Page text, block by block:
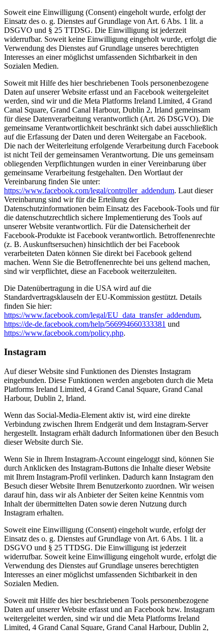
Soweit eine Einwilligung (Consent) eingeholt wurde, erfolgt der
Einsatz des o. g. Dienstes auf Grundlage von Art. 6 Abs. 1 lit. a
DSGVO und § 25 TTDSG. Die Einwilligung ist jederzeit
widerrufbar. Soweit keine Einwilligung eingeholt wurde, erfolgt die
Verwendung des Dienstes auf Grundlage unseres berechtigten
Interesses an einer möglichst umfassenden Sichtbarkeit in den
Sozialen Medien.
Soweit mit Hilfe des hier beschriebenen Tools personenbezogene
Daten auf unserer Website erfasst und an Facebook weitergeleitet
werden, sind wir und die Meta Platforms Ireland Limited, 4 Grand
Canal Square, Grand Canal Harbour, Dublin 2, Irland gemeinsam
für diese Datenverarbeitung verantwortlich (Art. 26 DSGVO). Die
gemeinsame Verantwortlichkeit beschränkt sich dabei ausschließlich
auf die Erfassung der Daten und deren Weitergabe an Facebook.
Die nach der Weiterleitung erfolgende Verarbeitung durch Facebook
ist nicht Teil der gemeinsamen Verantwortung. Die uns gemeinsam
obliegenden Verpflichtungen wurden in einer Vereinbarung über
gemeinsame Verarbeitung festgehalten. Den Wortlaut der
Vereinbarung finden Sie unter:
https://www.facebook.com/legal/controller_addendum. Laut dieser
Vereinbarung sind wir für die Erteilung der
Datenschutzinformationen beim Einsatz des Facebook-Tools und für
die datenschutzrechtlich sichere Implementierung des Tools auf
unserer Website verantwortlich. Für die Datensicherheit der
Facebook-Produkte ist Facebook verantwortlich. Betroffenenrechte
(z. B. Auskunftsersuchen) hinsichtlich der bei Facebook
verarbeiteten Daten können Sie direkt bei Facebook geltend
machen. Wenn Sie die Betroffenenrechte bei uns geltend machen,
sind wir verpflichtet, diese an Facebook weiterzuleiten.
Die Datenübertragung in die USA wird auf die
Standardvertragsklauseln der EU-Kommission gestützt. Details
finden Sie hier:
https://www.facebook.com/legal/EU_data_transfer_addendum,
https://de-de.facebook.com/help/566994660333381 und
https://www.facebook.com/policy.php.
Instagram
Auf dieser Website sind Funktionen des Dienstes Instagram
eingebunden. Diese Funktionen werden angeboten durch die Meta
Platforms Ireland Limited, 4 Grand Canal Square, Grand Canal
Harbour, Dublin 2, Irland.
Wenn das Social-Media-Element aktiv ist, wird eine direkte
Verbindung zwischen Ihrem Endgerät und dem Instagram-Server
hergestellt. Instagram erhält dadurch Informationen über den Besuch
dieser Website durch Sie.
Wenn Sie in Ihrem Instagram-Account eingeloggt sind, können Sie
durch Anklicken des Instagram-Buttons die Inhalte dieser Website
mit Ihrem Instagram-Profil verlinken. Dadurch kann Instagram den
Besuch dieser Website Ihrem Benutzerkonto zuordnen. Wir weisen
darauf hin, dass wir als Anbieter der Seiten keine Kenntnis vom
Inhalt der übermittelten Daten sowie deren Nutzung durch
Instagram erhalten.
Soweit eine Einwilligung (Consent) eingeholt wurde, erfolgt der
Einsatz des o. g. Dienstes auf Grundlage von Art. 6 Abs. 1 lit. a
DSGVO und § 25 TTDSG. Die Einwilligung ist jederzeit
widerrufbar. Soweit keine Einwilligung eingeholt wurde, erfolgt die
Verwendung des Dienstes auf Grundlage unseres berechtigten
Interesses an einer möglichst umfassenden Sichtbarkeit in den
Sozialen Medien.
Soweit mit Hilfe des hier beschriebenen Tools personenbezogene
Daten auf unserer Website erfasst und an Facebook bzw. Instagram
weitergeleitet werden, sind wir und die Meta Platforms Ireland
Limited, 4 Grand Canal Square, Grand Canal Harbour, Dublin 2,